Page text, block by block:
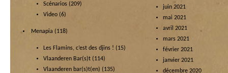
Scénarios (209)
Video (6)
Menapia (118)
Les Flamins, c’est des djins ! (15)
Vlaanderen Bar(s)t (114)
Vlaanderen bar(s)t(en) (135)
juin 2021
mai 2021
avril 2021
mars 2021
février 2021
janvier 2021
décembre 2020